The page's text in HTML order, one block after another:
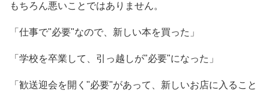
もちろん悪いことではありません。
「仕事で"必要"なので、新しい本を買った」
「学校を卒業して、引っ越しが"必要"になった」
「歓送迎会を開く"必要"があって、新しいお店に入ること